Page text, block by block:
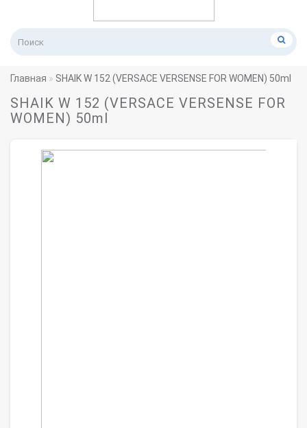
Главная SHAIK W 152 (VERSACE VERSENSE FOR WOMEN) 50ml
SHAIK W 152 (VERSACE VERSENSE FOR
WOMEN) 50ml